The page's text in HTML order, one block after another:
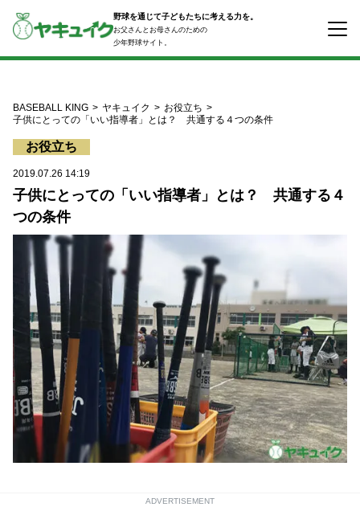
ン
野球を通じて子どもたちに考える力を。
お父さんとお母さんのための
少年野球サイト。
BASEBALL KING ヤキュイク
お役立ち
子供にとっての「いい指導者」とは？ 共通する４つの条件
お役立ち
2019.07.26 14:19
子供にとっての「いい指導者」とは？ 共通する４
つの条件
ADVERTISEMENT